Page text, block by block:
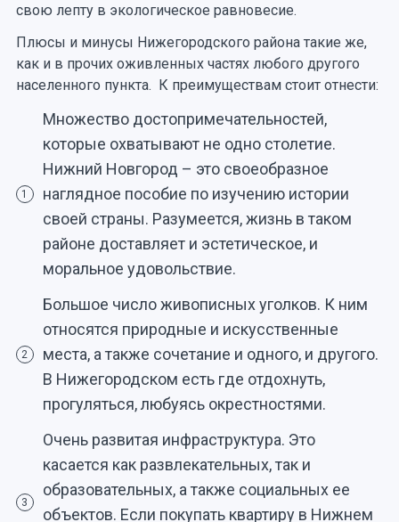
свою лепту в экологическое равновесие.
Плюсы и минусы Нижегородского района такие же,
как и в прочих оживленных частях любого другого
населенного пункта. К преимуществам стоит отнести:
1
Множество достопримечательностей,
которые охватывают не одно столетие.
Нижний Новгород – это своеобразное
наглядное пособие по изучению истории
своей страны. Разумеется, жизнь в таком
районе доставляет и эстетическое, и
моральное удовольствие.
2
Большое число живописных уголков. К ним
относятся природные и искусственные
места, а также сочетание и одного, и другого.
В Нижегородском есть где отдохнуть,
прогуляться, любуясь окрестностями.
3
Очень развитая инфраструктура. Это
касается как развлекательных, так и
образовательных, а также социальных ее
объектов. Если покупать квартиру в Нижнем